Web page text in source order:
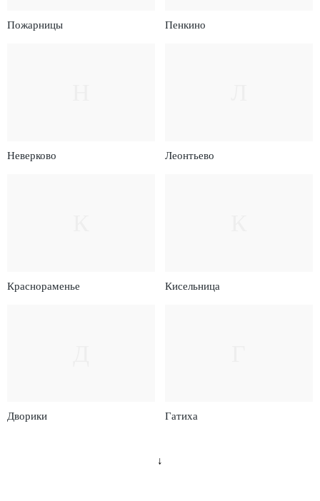
Пожарницы Пенкино
Неверково Леонтьево
Краснораменье Кисельница
Дворики Гатиха
↓